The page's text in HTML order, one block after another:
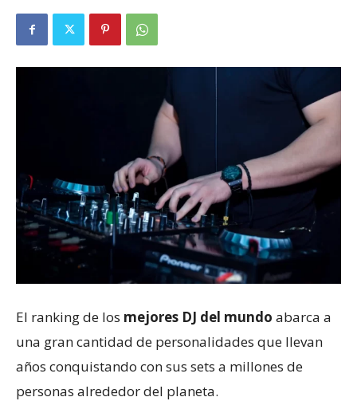
El ranking de los mejores DJ del mundo abarca a
una gran cantidad de personalidades que llevan
años conquistando con sus sets a millones de
personas alrededor del planeta.